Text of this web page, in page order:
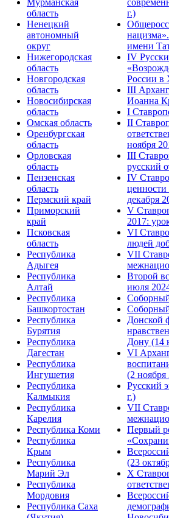
Мурманская
область
Ненецкий
автономный
округ
Нижегородская
область
Новгородская
область
Новосибирская
область
Омская область
Оренбургская
область
Орловская
область
Пензенская
область
Пермский край
Приморский
край
Псковская
область
Республика
Адыгея
Республика
Алтай
Республика
Башкортостан
Республика
Бурятия
Республика
Дагестан
Республика
Ингушетия
Республика
Калмыкия
Республика
Карелия
Республика Коми
Республика
Крым
Республика
Марий Эл
Республика
Мордовия
Республика Саха
г.)
имени
IV
России в
III
Иоанна
I
II
ноября
III
русский
IV
ценности
декабря
V
2017:
VI
людей
VII
Второй
июля
Соборный
Соборный
Донской
Дону (14
VI
(2 ноября
Русский
г.)
VII
Первый
(23
X